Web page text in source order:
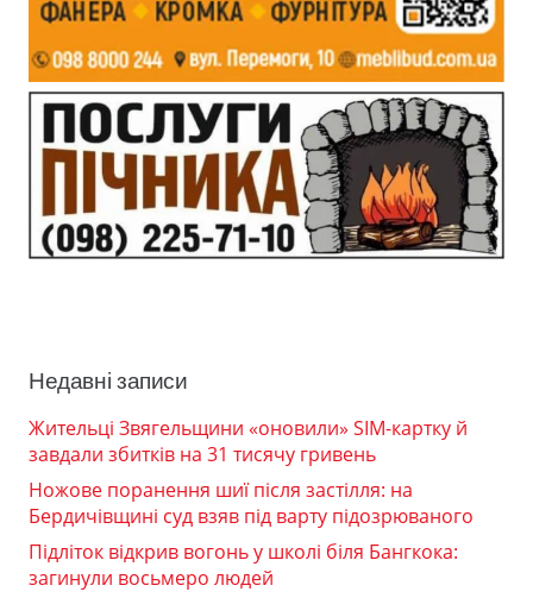
Недавні записи
Жительці Звягельщини «оновили» SIM-картку й
завдали збитків на 31 тисячу гривень
Ножове поранення шиї після застілля: на
Бердичівщині суд взяв під варту підозрюваного
Підліток відкрив вогонь у школі біля Бангкока:
загинули восьмеро людей